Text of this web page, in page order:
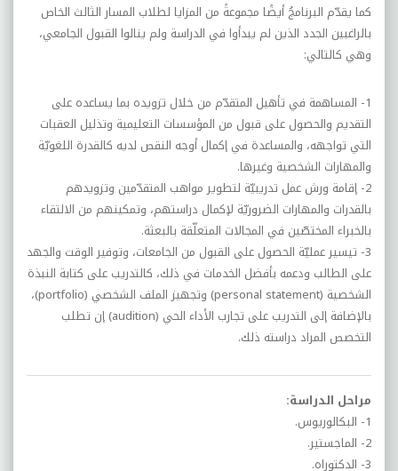
كما يقدّم البرنامجُ أيضًا مجموعةً من المزايا لطلاب المسار الثالث الخاص
بالراغبين الجدد الذين لم يبدأوا في الدراسة ولم ينالوا القبول الجامعي،
وهي كالتالي:
1- المساهمة في تأهيل المتقدّم من خلال تزويده بما يساعده على
التقديم والحصول على قبول من المؤسسات التعليمية وتذليل العقبات
التي تواجهه، والمساعدة في إكمال أوجه النقص لديه كالقدرة اللغويّة
والمهارات الشخصية وغيرها.
2- إقامة ورش عمل تدريبيّة لتطوير مواهب المتقدّمين وتزويدهم
بالقدرات والمهارات الضروريّة لإكمال دراستهم، وتمكينهم من الالتقاء
بالخبراء المختصّين في المجالات المتعلّقة بالبعثة.
3- تيسير عمليّة الحصول على القبول من الجامعات، وتوفير الوقت والجهد
على الطالب ودعمه بأفضل الخدمات في ذلك، كالتدريب على كتابة النبذة
الشخصية (personal statement) وتجهيز الملف الشخصي (portfolio)،
بالإضافة إلى التدريب على تجارب الأداء الحي (audition) إن تطلب
التخصص المراد دراسته ذلك.
مراحل الدراسة:
1- البكالوريوس.
2- الماجستير.
3- الدكتوراه.